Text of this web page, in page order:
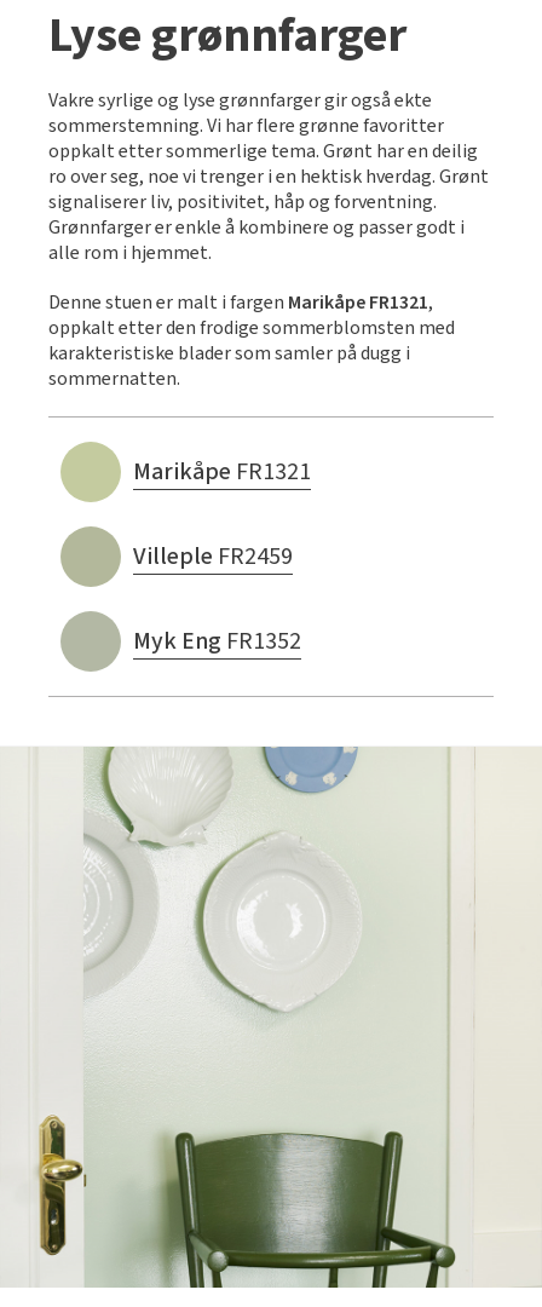
Lyse grønnfarger
Vakre syrlige og lyse grønnfarger gir også ekte
sommerstemning. Vi har flere grønne favoritter
oppkalt etter sommerlige tema. Grønt har en deilig
ro over seg, noe vi trenger i en hektisk hverdag. Grønt
signaliserer liv, positivitet, håp og forventning.
Grønnfarger er enkle å kombinere og passer godt i
alle rom i hjemmet.
Denne stuen er malt i fargen Marikåpe FR1321,
oppkalt etter den frodige sommerblomsten med
karakteristiske blader som samler på dugg i
sommernatten.
Marikåpe FR1321
Villeple FR2459
Myk Eng FR1352